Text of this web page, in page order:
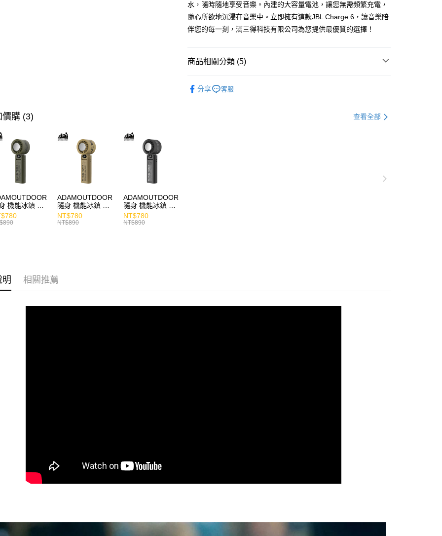
水，隨時隨地享受音樂。內建的大容量電池，讓您無需頻繁充電，
隨心所欲地沉浸在音樂中。立即擁有這款JBL Charge 6，讓音樂陪
伴您的每一刻，滿三得科技有限公司為您提供最優質的選擇！
商品相關分類 (5)
分享 客服
價購 (3) 查看全部
機能冰鎮 手
扇 掛繩
ADAMOUTDOOR
隨身 機能冰鎮 手
持風扇 掛繩
NT$780
NT$890
ADAMOUTDOOR
隨身 機能冰鎮 手
持風扇 掛繩
NT$780
NT$890
明 相關推薦